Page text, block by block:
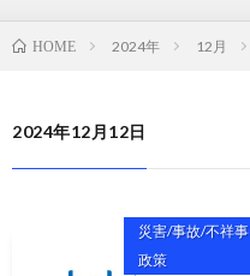
HOME 2024年 12月
2024年12月12日
災害/事故/不祥事
政策